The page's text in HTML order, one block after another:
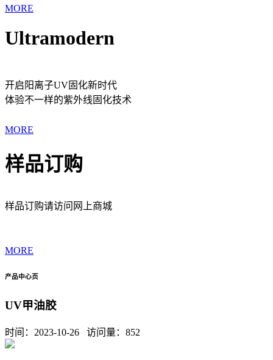
MORE
Ultramodern
开启阳离子UV固化新时代
体验不一样的紫外线固化技术
MORE
样品订购
样品订购请访问网上商城
MORE
产品中心页
UV甲油胶
时间：2023-10-26 访问量： 852